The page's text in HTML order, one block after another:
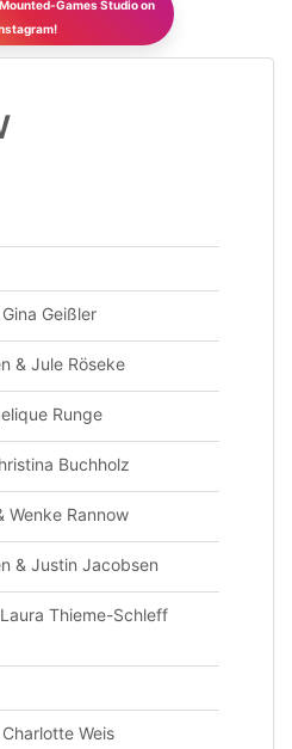
Games Studio on
Geißler
& Jule Röseke
Runge
Buchholz
Wenke Rannow
& Justin Jacobsen
Thieme-Schleff
Weis